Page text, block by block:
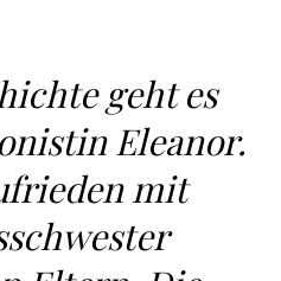
geht es
Eleanor.
mit